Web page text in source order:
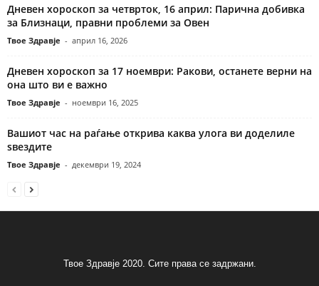
Дневен хороскоп за четврток, 16 април: Парична добивка
за Близнаци, правни проблеми за Овен
Твое Здравје - април 16, 2026
Дневен хороскоп за 17 ноември: Ракови, останете верни на
она што ви е важно
Твое Здравје - ноември 16, 2025
Вашиот час на раѓање открива каква улога ви доделиле
ѕвездите
Твое Здравје - декември 19, 2024
Твое Здравје 2020. Сите права се задржани.